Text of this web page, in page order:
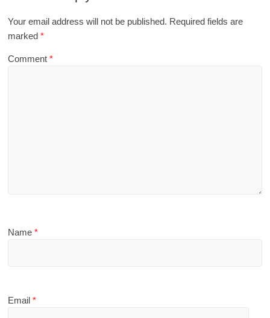
Your email address will not be published. Required fields are
marked*
Comment*
Name*
Email*